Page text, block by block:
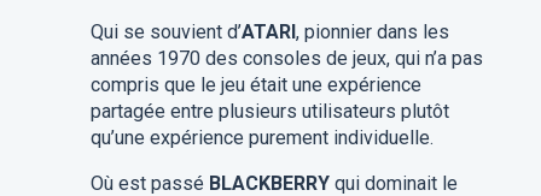
Qui se souvient d’ATARI, pionnier dans les
années 1970 des consoles de jeux, qui n’a pas
compris que le jeu était une expérience
partagée entre plusieurs utilisateurs plutôt
qu’une expérience purement individuelle.
Où est passé BLACKBERRYqui dominait le